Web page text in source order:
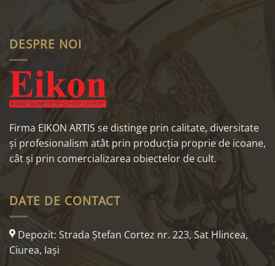
DESPRE NOI
Firma EIKON ARTIS se distinge prin calitate, diversitate
și profesionalism atât prin producția proprie de icoane,
cât și prin comercializarea obiectelor de cult.
DATE DE CONTACT
Depozit: Strada Ştefan Cortez nr. 223, Sat Hlincea,
Ciurea, Iaşi